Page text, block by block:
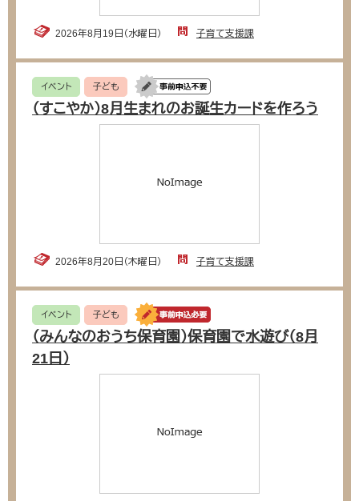
2026年8月19日（水曜日） 子育て支援課
イベント 子ども
（すこやか）8月生まれのお誕生カードを作ろう
2026年8月20日（木曜日） 子育て支援課
イベント 子ども
（みんなのおうち保育園）保育園で水遊び（8月
21日）